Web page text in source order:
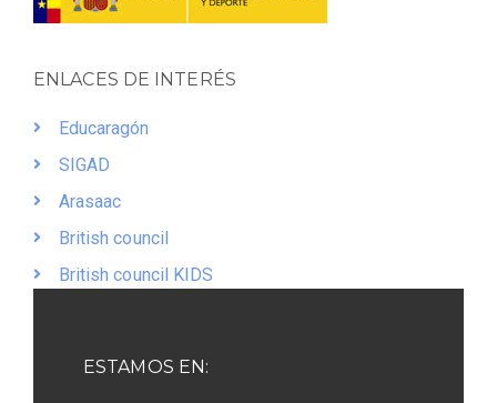
ENLACES DE INTERÉS
Educaragón
SIGAD
Arasaac
British council
British council KIDS
ESTAMOS EN: